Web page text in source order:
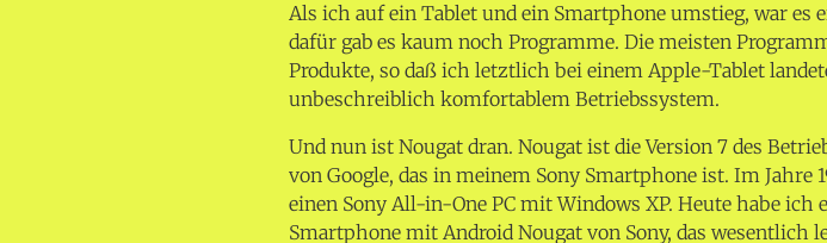
Als ich auf ein Tablet und ein Smartphone umstieg, war es
dafür gab es kaum noch Programme. Die meisten
Produkte, so daß ich letztlich bei einem Apple-Tablet
unbeschreiblich komfortablem Betriebssystem.
Und nun ist Nougat dran. Nougat ist die Version 7 des
von Google, das in meinem Sony Smartphone ist. Im Jahre
einen Sony All-in-One PC mit Windows XP. Heute habe ich
Smartphone mit Android Nougat von Sony, das wesentlich